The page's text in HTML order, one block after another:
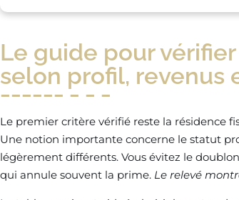
Le guide pour
selon profil, revenus
Le premier critère vérifié reste la résidence
Une notion importante concerne le statut
légèrement différents. Vous évitez le
qui annule souvent la prime. Le relevé